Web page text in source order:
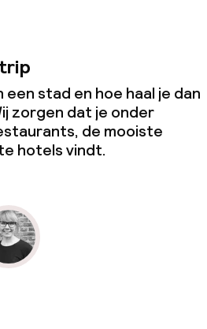
stad en hoe haal je dan
zorgen dat je onder
de mooiste
hotels vindt.